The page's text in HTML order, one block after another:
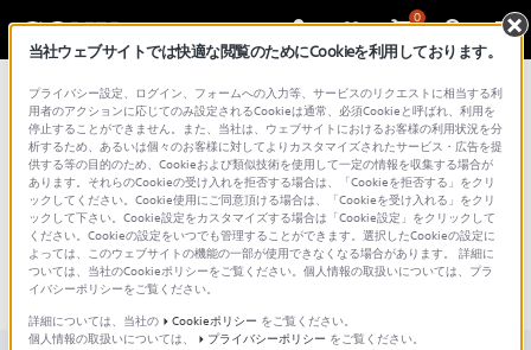
0
総合サポート・お問い合わせ
文書番号 : S1110278038026 / 最終更新日 : 2025/03/11
充電したはずなのに、電池が減ってい
たり、電池がありませんと表示されて
しまうのですが？
当社ウェブサイトでは快適な閲覧のためにCookieを利用しております。
プライバシー設定、ログイン、フォームへの入力等、サービスのリクエストに相当する利
用者のアクションに応じてのみ設定されるCookieは通常、必須Cookieと呼ばれ、利用を
停止することができません。また、当社は、ウェブサイトにおけるお客様の利用状況を分
析するため、あるいは個々のお客様に対してよりカスタマイズされたサービス・広告を提
供する等の目的のため、Cookieおよび類似技術を使用して一定の情報を収集する場合が
あります。それらのCookieの受け入れを拒否する場合は、「Cookieを拒否する」をクリ
ックしてください。Cookie使用にご同意頂ける場合は、「Cookieを受け入れる」をクリ
ックして下さい。Cookie設定をカスタマイズする場合は「Cookie設定」をクリックして
ください。Cookieの設定をいつでも管理することができます。選択したCookieの設定に
よっては、このウェブサイトの機能の一部が使用できなくなる場合があります。 詳細に
ついては、当社のCookieポリシーをご覧ください。個人情報の取扱いについては、プラ
イバシーポリシーをご覧ください。
詳細については、当社の
Cookieポリシー をご覧ください。
個人情報の取扱いについては、
プライバシーポリシー をご覧ください。